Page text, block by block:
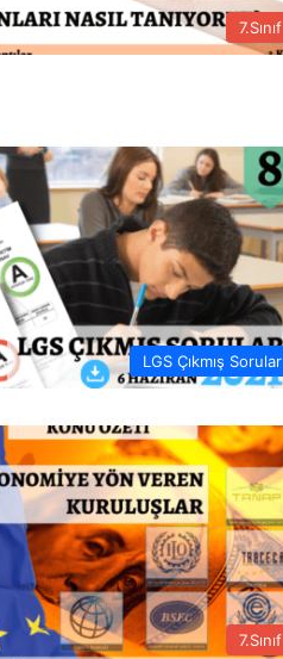
7.Sınıf
LGS Çıkmış Sorular
7.Sınıf